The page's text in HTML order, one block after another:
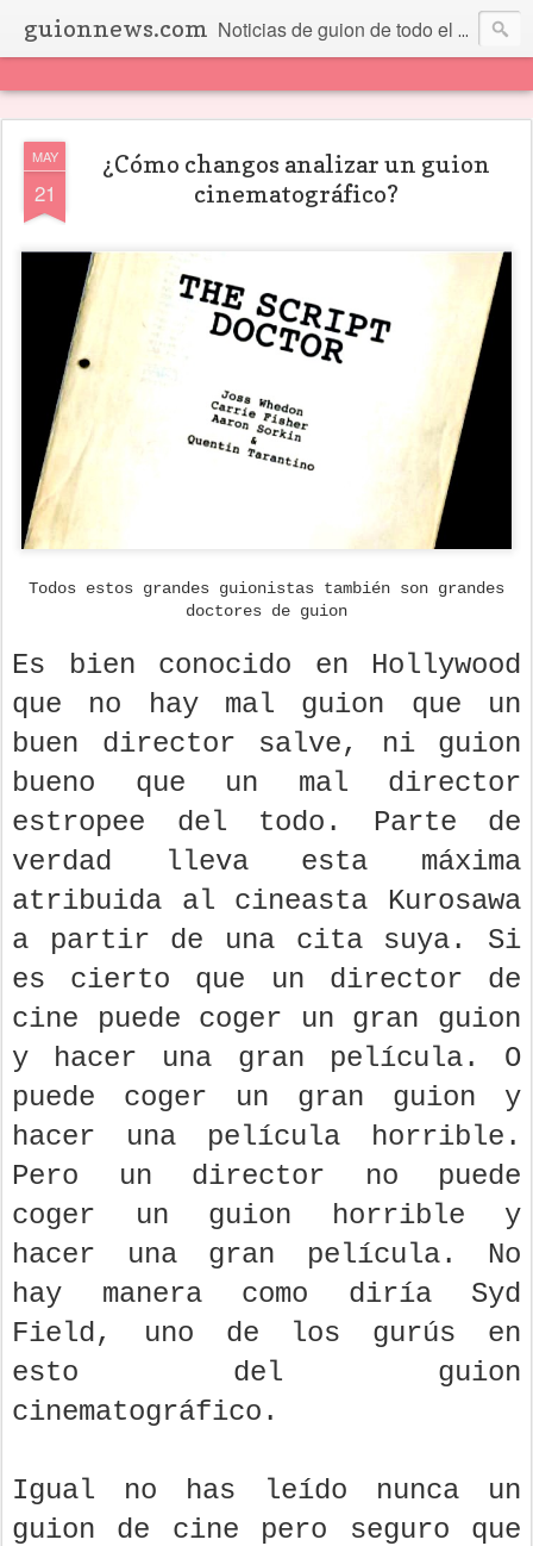
guionnews.com Noticias de guion de todo el mundo... Y más.
MAY
21
¿Cómo changos analizar un guion
cinematográfico?
Todos estos grandes guionistas también son grandes
doctores de guion
Es bien conocido en Hollywood
que no hay mal guion que un
buen director salve, ni guion
bueno que un mal director
estropee del todo. Parte de
verdad lleva esta máxima
atribuida al cineasta Kurosawa
a partir de una cita suya. Si
es cierto que un director de
cine puede coger un gran guion
y hacer una gran película. O
puede coger un gran guion y
hacer una película horrible.
Pero un director no puede
coger un guion horrible y
hacer una gran película. No
hay manera como diría Syd
Field, uno de los gurús en
esto del guion
cinematográfico.
Igual no has leído nunca un
guion de cine pero seguro que